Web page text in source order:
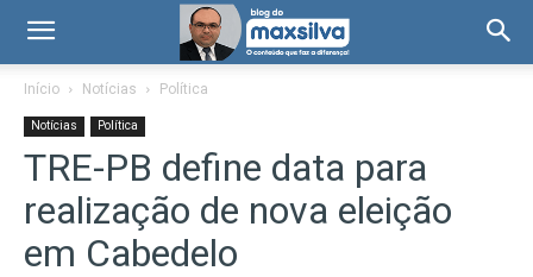
Início Notícias Política
Notícias Política
TRE-PB define data para
realização de nova eleição
em Cabedelo